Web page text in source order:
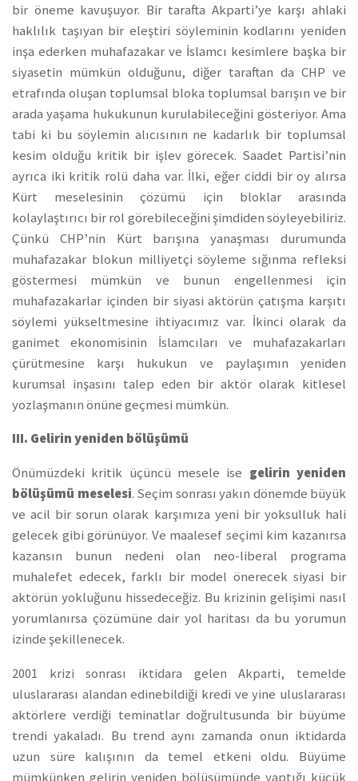
bir öneme kavuşuyor. Bir tarafta Akparti’ye karşı ahlaki
haklılık taşıyan bir eleştiri söyleminin kodlarını yeniden
inşa ederken muhafazakar ve İslamcı kesimlere başka bir
siyasetin mümkün olduğunu, diğer taraftan da CHP ve
etrafında oluşan toplumsal bloka toplumsal barışın ve bir
arada yaşama hukukunun kurulabileceğini gösteriyor. Ama
tabi ki bu söylemin alıcısının ne kadarlık bir toplumsal
kesim olduğu kritik bir işlev görecek. Saadet Partisi’nin
ayrıca iki kritik rolü daha var. İlki, eğer ciddi bir oy alırsa
Kürt meselesinin çözümü için bloklar arasında
kolaylaştırıcı bir rol görebileceğini şimdiden söyleyebiliriz.
Çünkü CHP’nin Kürt barışına yanaşması durumunda
muhafazakar blokun milliyetçi söyleme sığınma refleksi
göstermesi mümkün ve bunun engellenmesi için
muhafazakarlar içinden bir siyasi aktörün çatışma karşıtı
söylemi yükseltmesine ihtiyacımız var. İkinci olarak da
ganimet ekonomisinin İslamcıları ve muhafazakarları
çürütmesine karşı hukukun ve paylaşımın yeniden
kurumsal inşasını talep eden bir aktör olarak kitlesel
yozlaşmanın önüne geçmesi mümkün.
III. Gelirin yeniden bölüşümü
Önümüzdeki kritik üçüncü mesele ise gelirin yeniden
bölüşümü meselesi. Seçim sonrası yakın dönemde büyük
ve acil bir sorun olarak karşımıza yeni bir yoksulluk hali
gelecek gibi görünüyor. Ve maalesef seçimi kim kazanırsa
kazansın bunun nedeni olan neo-liberal programa
muhalefet edecek, farklı bir model önerecek siyasi bir
aktörün yokluğunu hissedeceğiz. Bu krizinin gelişimi nasıl
yorumlanırsa çözümüne dair yol haritası da bu yorumun
izinde şekillenecek.
2001 krizi sonrası iktidara gelen Akparti, temelde
uluslararası alandan edinebildiği kredi ve yine uluslararası
aktörlere verdiği teminatlar doğrultusunda bir büyüme
trendi yakaladı. Bu trend aynı zamanda onun iktidarda
uzun süre kalışının da temel etkeni oldu. Büyüme
mümkünken gelirin yeniden bölüşümünde yaptığı küçük